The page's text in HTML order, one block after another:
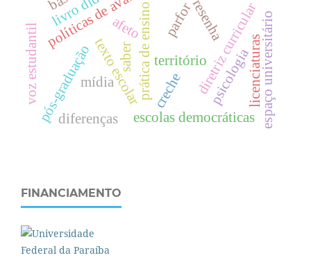
resenha
territóriodiretriz curricular
prática de ensino
texto escolar espaço universitário
pós-graduação saber
mídia
escolas democráticas
licenciaturas
parfor
voz estudantil creche psicologia
diferenças
afeto
FINANCIAMENTO